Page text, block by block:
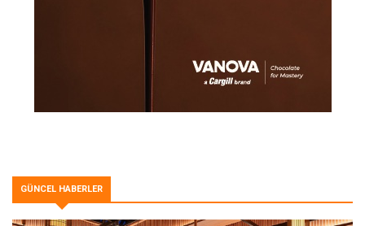
GÜNCEL HABERLER